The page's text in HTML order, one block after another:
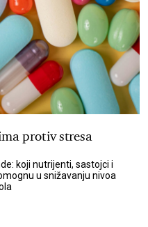
protiv stresa
koji nutrijenti, sastojci i
u snižavanju nivoa